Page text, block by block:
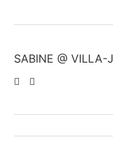
SABINE @ VILLA-